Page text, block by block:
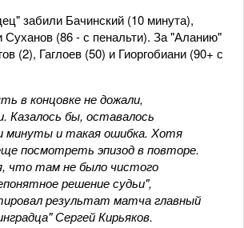
забили Бачинский (10 минута),
Суханов (86 - с пенальти). За "Аланию"
(2), Гаглоев (50) и Гиоргобиани (90+ с
в концовке не дожали,
Казалось бы, оставалось
минуты и такая ошибка. Хотя
посмотреть эпизод в повторе.
что там не было чистого
решение судьи",
результат матча главный
Сергей Кирьяков.